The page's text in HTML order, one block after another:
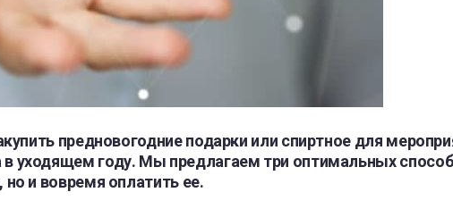
предновогодние подарки или спиртное для
уходящем году. Мы предлагаем три оптимальных
и вовремя оплатить ее.